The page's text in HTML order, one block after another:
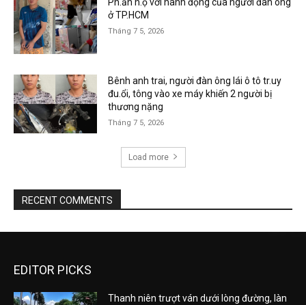
ở TP.HCM
Tháng 7 5, 2026
Bênh anh trai, người đàn ông lái ô tô tr.uy
đu.ổi, tông vào xe máy khiến 2 người bị
thương nặng
Tháng 7 5, 2026
Load more
RECENT COMMENTS
EDITOR PICKS
Thanh niên trượt ván dưới lòng đường, làn